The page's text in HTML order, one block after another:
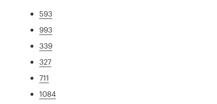
593
993
339
327
711
1084